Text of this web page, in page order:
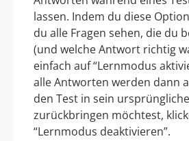
lassen. Indem du diese
du alle Fragen sehen, die du
(und welche Antwort richtig
einfach auf “Lernmodus
alle Antworten werden dann
den Test in sein
zurückbringen möchtest,
“Lernmodus deaktivieren”.